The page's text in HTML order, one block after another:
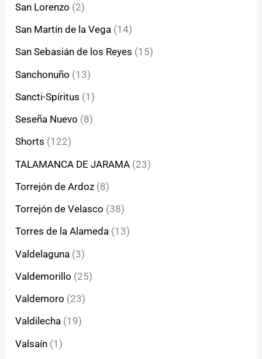
San Lorenzo (2)
San Martín de la Vega (14)
San Sebasián de los Reyes (15)
Sanchonuño (13)
Sancti-Spíritus (1)
Seseña Nuevo (8)
Shorts (122)
TALAMANCA DE JARAMA (23)
Torrejón de Ardoz (8)
Torrejón de Velasco (38)
Torres de la Alameda (13)
Valdelaguna (3)
Valdemorillo (25)
Valdemoro (23)
Valdilecha (19)
Valsaín (1)